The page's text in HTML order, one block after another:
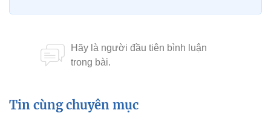
Tin cùng chuyên mục